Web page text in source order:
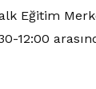
Eğitim
12:00